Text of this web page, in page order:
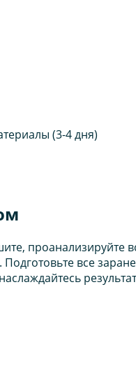
(3-4 дня)
проанализируйте
все